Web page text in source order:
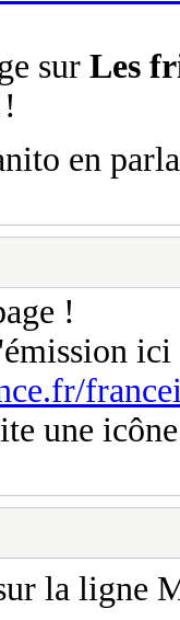
sur Les
en
!
ici
une
la ligne